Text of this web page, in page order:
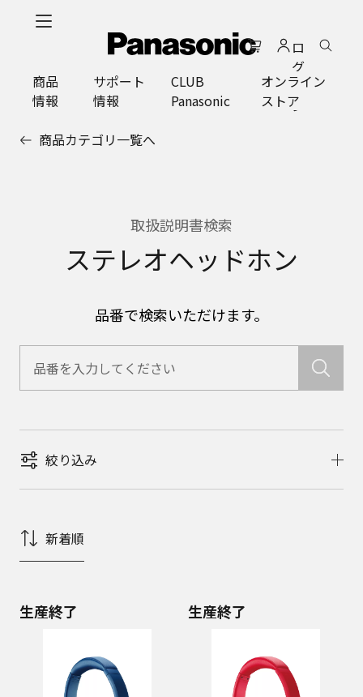
ロ
グ
イ
ン
商品
情報
サポート
情報
CLUB
Panasonic
オンライン
ストア
商品カテゴリ一覧へ
取扱説明書検索
ステレオヘッドホン
品番で検索いただけます。
絞り込み
新着順
生産終了 生産終了